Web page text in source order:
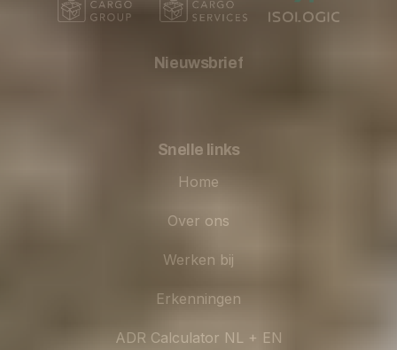
Nieuwsbrief
Snelle links
Home
Over ons
Werken bij
Erkenningen
ADR Calculator NL + EN